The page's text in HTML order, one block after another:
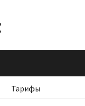
Тарифы